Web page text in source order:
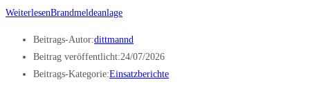
WeiterlesenBrandmeldeanlage
Beitrags-Autor:dittmannd
Beitrag veröffentlicht:24/07/2026
Beitrags-Kategorie:Einsatzberichte